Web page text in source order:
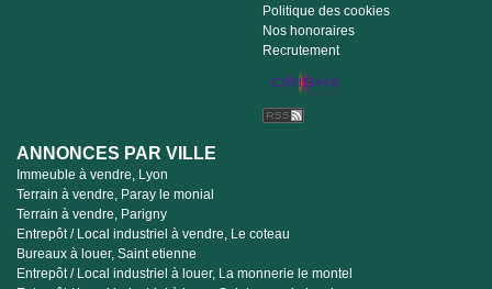
Politique des cookies
Nos honoraires
Recrutement
ANNONCES PAR VILLE
Immeuble à vendre, Lyon
Terrain à vendre, Paray le monial
Terrain à vendre, Parigny
Entrepôt / Local industriel à vendre, Le coteau
Bureaux à louer, Saint etienne
Entrepôt / Local industriel à louer, La monnerie le montel